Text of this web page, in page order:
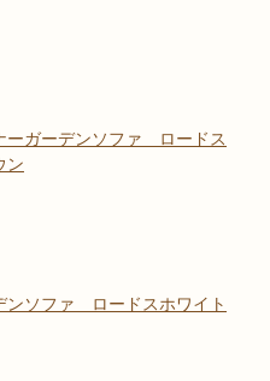
ーガーデンソファ ロードス
ン
ンソファ ロードスホワイト